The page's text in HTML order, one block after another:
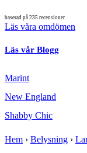
baserad på 235 recensioner
Läs våra omdömen
Läs vår Blogg
Marint
New England
Shabby Chic
Hem › Belysning ›